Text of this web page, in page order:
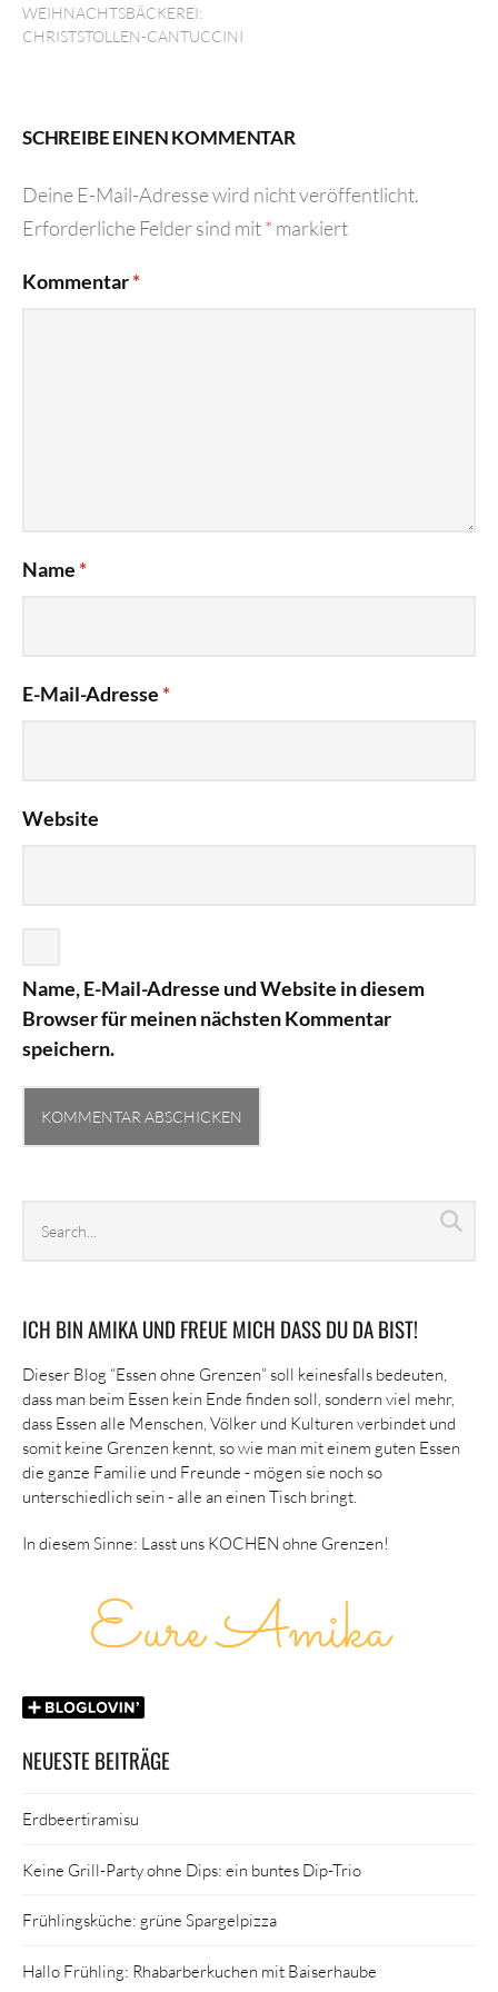
EIHNACHTSBÄCKEREI: C
HRISTSTOLLEN-CANTUCCINI
SCHREIBE EINEN KOMMENTAR
Deine E-Mail-Adresse wird nicht veröffentlicht.
Erforderliche Felder sind mit* markiert
Kommentar*
Name *
E-Mail-Adresse *
Website
Name, E-Mail-Adresse und Website in diesem
Browser für meinen nächsten Kommentar
speichern.
archives
ICH BIN AMIKA UND FREUE MICH DASS DU DA BIST!
Dieser Blog “Essen ohne Grenzen” soll keinesfalls bedeuten,
dass man beim Essen kein Ende finden soll, sondern viel mehr,
dass Essen alle Menschen, Völker und Kulturen verbindet und
somit keine Grenzen kennt, so wie man mit einem guten Essen
die ganze Familie und Freunde - mögen sie noch so
unterschiedlich sein - alle an einen Tisch bringt.
In diesem Sinne: Lasst uns KOCHEN ohne Grenzen!
NEUESTE BEITRÄGE
Erdbeertiramisu
Keine Grill-Party ohne Dips: ein buntes Dip-Trio
Frühlingsküche: grüne Spargelpizza
Hallo Frühling: Rhabarberkuchen mit Baiserhaube